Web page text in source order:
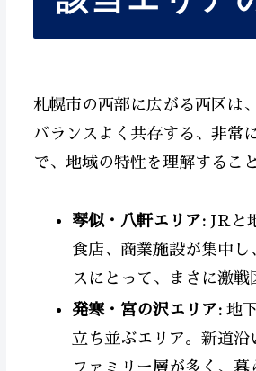
札幌市の西部に広がる西区は
バランスよく共存する、非常
で、地域の特性を理解するこ
琴似・八軒エリア: JRと
食店、商業施設が集中
スにとって、まさに激戦
発寒・宮の沢エリア: 地
立ち並ぶエリア。新道沿
ファミリー層が多く、暮